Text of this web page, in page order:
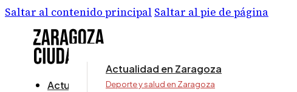
Saltar al contenido principal Saltar al pie de página
Actualidad
Actualidad en Zaragoza
Deporte y salud en Zaragoza